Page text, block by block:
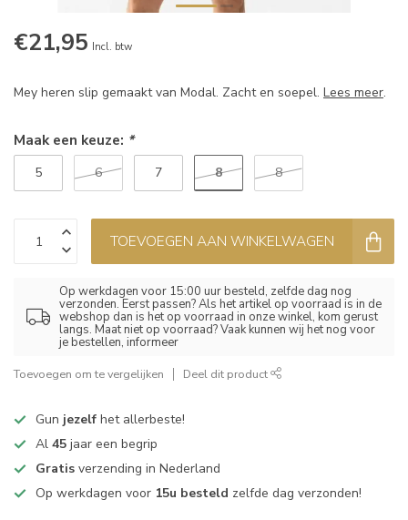
€21,95 Incl. btw
Mey heren slip gemaakt van Modal. Zacht en soepel. Lees meer.
Maak een keuze: *
5 6 7 8 8
TOEVOEGEN AAN WINKELWAGEN
Op werkdagen voor 15:00 uur besteld, zelfde dag nog
verzonden. Eerst passen? Als het artikel op voorraad is in de
webshop dan is het op voorraad in onze winkel, kom gerust
langs. Maat niet op voorraad? Vaak kunnen wij het nog voor
je bestellen, informeer
Toevoegen om te vergelijken Deel dit product
Gun jezelf het allerbeste!
Al 45 jaar een begrip
Gratis verzending in Nederland
Op werkdagen voor 15u besteld zelfde dag verzonden!